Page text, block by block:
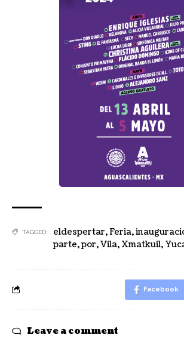
TAGGED: eldespertar,Feria,
parte,por,Vila, Xmatkuil,
Facebook
Leave a comment